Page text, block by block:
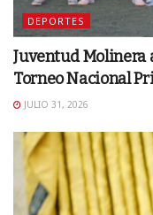
DEPORTES
Juventud Molinera
Torneo Nacional
JULIO 31, 2026